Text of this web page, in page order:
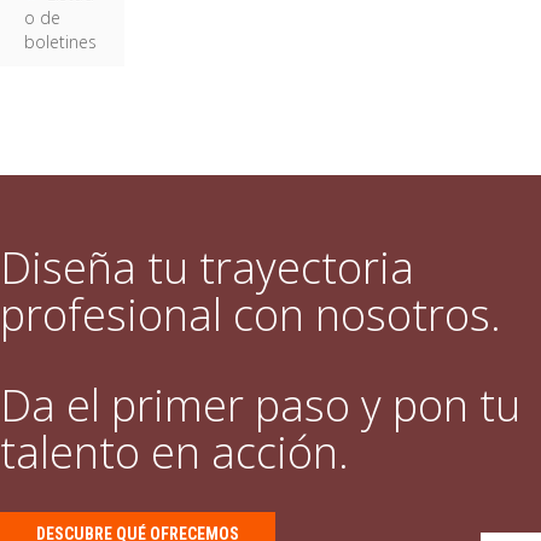
o de
boletines
Diseña tu trayectoria
profesional con nosotros.
Da el primer paso y pon tu
talento en acción.
DESCUBRE QUÉ OFRECEMOS